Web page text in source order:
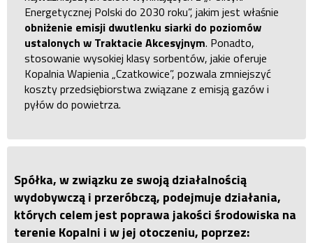
Energetycznej Polski do 2030 roku”, jakim jest właśnie
obniżenie emisji dwutlenku siarki do poziomów
ustalonych w Traktacie Akcesyjnym. Ponadto,
stosowanie wysokiej klasy sorbentów, jakie oferuje
Kopalnia Wapienia „Czatkowice”, pozwala zmniejszyć
koszty przedsiębiorstwa związane z emisją gazów i
pyłów do powietrza.
Spółka, w związku ze swoją działalnością
wydobywczą i przeróbczą, podejmuje działania,
których celem jest poprawa jakości środowiska na
terenie Kopalni i w jej otoczeniu, poprzez: